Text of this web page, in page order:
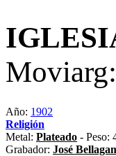
Moviarg:
Año: 1902
Religión
Metal: Plateado - Peso:
Grabador: José